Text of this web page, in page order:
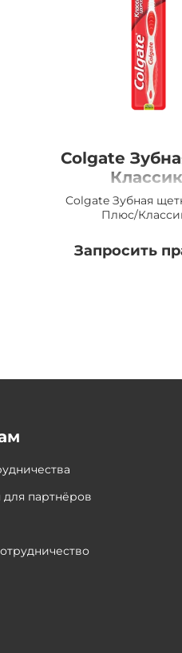
Colgate
Классика
Colgate Зубная
Плюс/
Запросить
партнёров